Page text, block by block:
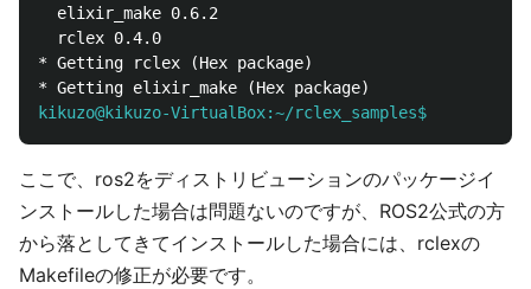
  elixir_make 0.6.2
  rclex 0.4.0
* Getting rclex (Hex package)
kikuzo@kikuzo-VirtualBox:~/rclex_samples$
ここで、ros2をディストリビューションのパッケージイ
ンストールした場合は問題ないのですが、ROS2公式の方
から落としてきてインストールした場合には、rclexの
Makefileの修正が必要です。